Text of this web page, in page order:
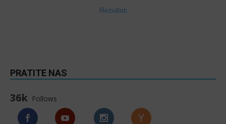
Rezultati
PRATITE NAS
36k Follows